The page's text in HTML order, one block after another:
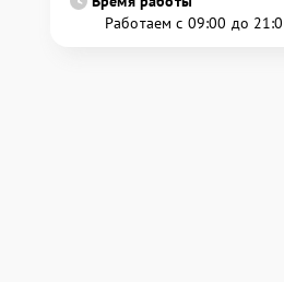
Работаем с 09:00 до